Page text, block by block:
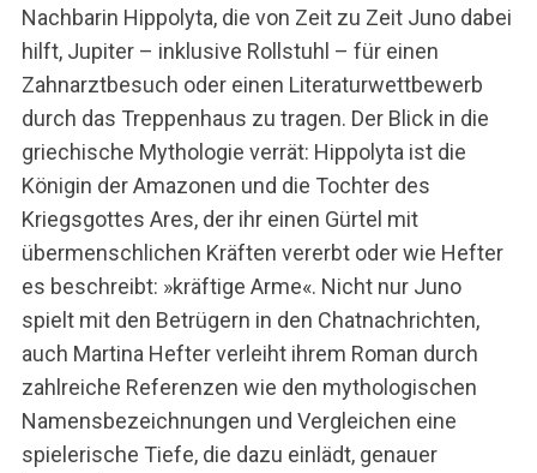
Nachbarin Hippolyta, die von Zeit zu Zeit Juno dabei
hilft, Jupiter – inklusive Rollstuhl – für einen
Zahnarztbesuch oder einen Literaturwettbewerb
durch das Treppenhaus zu tragen. Der Blick in die
griechische Mythologie verrät: Hippolyta ist die
Königin der Amazonen und die Tochter des
Kriegsgottes Ares, der ihr einen Gürtel mit
übermenschlichen Kräften vererbt oder wie Hefter
es beschreibt: »kräftige Arme«. Nicht nur Juno
spielt mit den Betrügern in den Chatnachrichten,
auch Martina Hefter verleiht ihrem Roman durch
zahlreiche Referenzen wie den mythologischen
Namensbezeichnungen und Vergleichen eine
spielerische Tiefe, die dazu einlädt, genauer